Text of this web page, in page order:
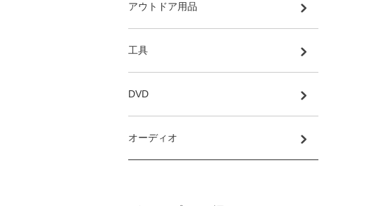
アウトドア用品
工具
DVD
オーディオ